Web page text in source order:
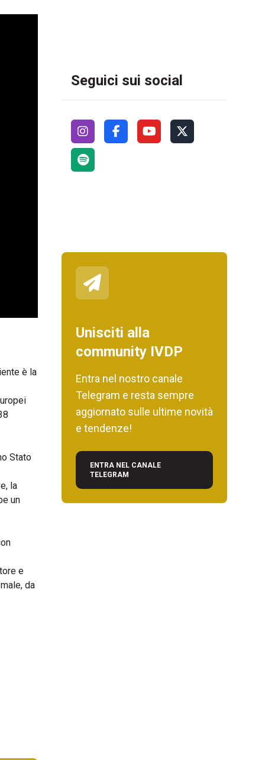
è la
Stato
la
un
e
da
Seguici sui social
Unisciti alla
community IVDP
Entra nel nostro canale
Telegram e resta sempre
aggiornato sulle ultime novità
e tendenze!
ENTRA NEL CANALE
TELEGRAM